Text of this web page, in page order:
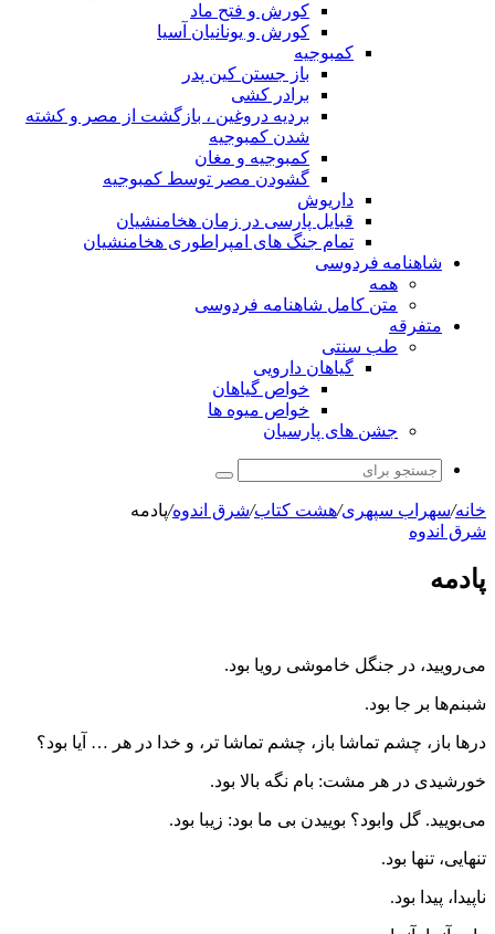
کورش و فتح ماد
کورش و یونانیان آسیا
کمبوجیه
باز جستن کین پدر
برادر کشی
بردیه دروغین ، بازگشت از مصر و کشته
شدن کمبوجیه
کمبوجیه و مغان
گشودن مصر توسط کمبوجیه
داریوش
قبایل پارسی در زمان هخامنشیان
تمام جنگ های امپراطوری هخامنشیان
شاهنامه فردوسی
همه
متن کامل شاهنامه فردوسی
متفرقه
طب سنتی
گیاهان دارویی
خواص گیاهان
خواص میوه ها
جشن های پارسیان
جستجو
برای
خانه/سهراب سپهری/هشت کتاب/شرق اندوه/پادمه
شرق اندوه
پادمه
می‌رویید، در جنگل خاموشی رویا بود.
شبنم‌ها بر جا بود.
درها باز، چشم تماشا باز، چشم تماشا تر، و خدا در هر … آیا بود؟
خورشیدی در هر مشت: بام نگه بالا بود.
می‌بویید. گل وابود؟ بوییدن بی ما بود: زیبا بود.
تنهایی، تنها بود.
ناپیدا، پیدا بود.